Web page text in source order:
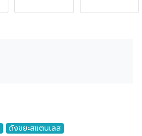
ถังขยะสแตนเลส